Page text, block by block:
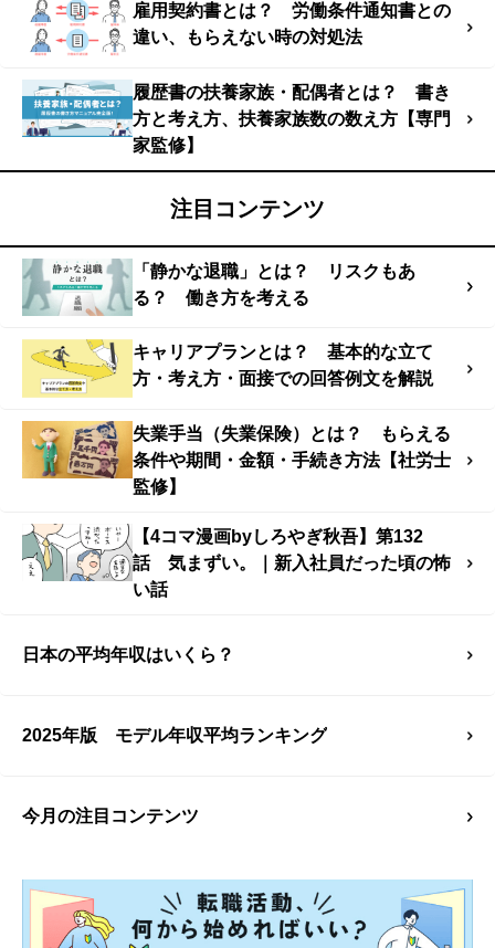
雇用契約書とは？ 労働条件通知書との
違い、もらえない時の対処法
履歴書の扶養家族・配偶者とは？ 書き
方と考え方、扶養家族数の数え方【専門
家監修】
注目コンテンツ
「静かな退職」とは？ リスクもあ
る？ 働き方を考える
キャリアプランとは？ 基本的な立て
方・考え方・面接での回答例文を解説
失業手当（失業保険）とは？ もらえる
条件や期間・金額・手続き方法【社労士
監修】
【4コマ漫画byしろやぎ秋吾】第132
話 気まずい。｜新入社員だった頃の怖
い話
日本の平均年収はいくら？
2025年版 モデル年収平均ランキング
今月の注目コンテンツ